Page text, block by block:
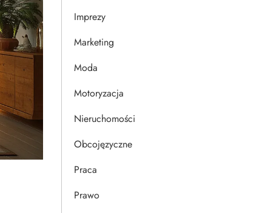
Imprezy
Marketing
Moda
Motoryzacja
Nieruchomości
Obcojęzyczne
Praca
Prawo